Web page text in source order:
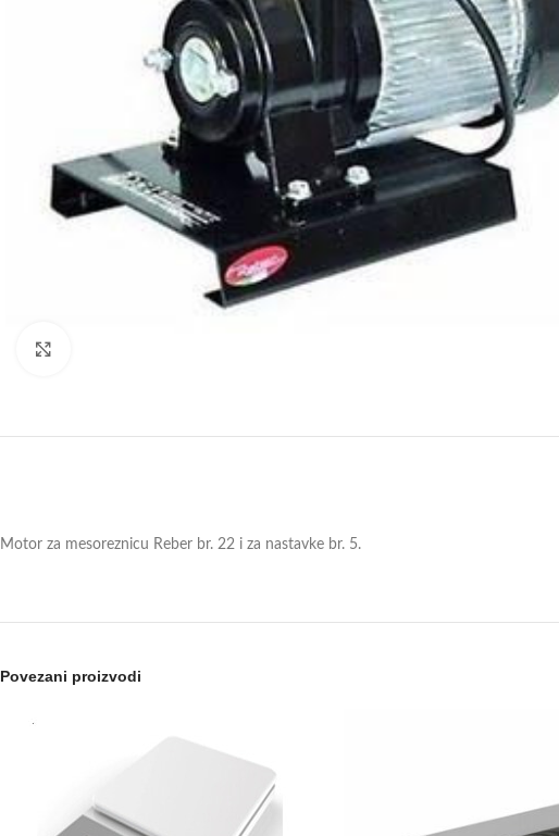
Motor za mesoreznicu Reber br. 22 i za nastavke br. 5.
Povezani proizvodi